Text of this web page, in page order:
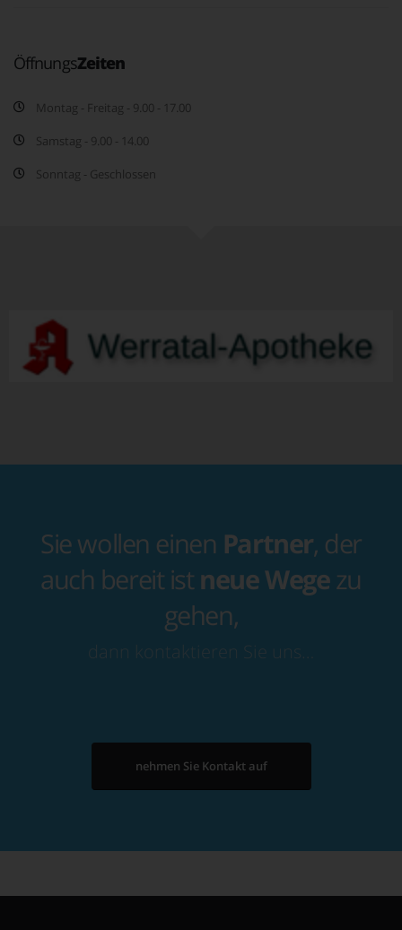
ÖffnungsZeiten
Montag - Freitag - 9.00 - 17.00
Samstag - 9.00 - 14.00
Sonntag - Geschlossen
Sie wollen einen Partner, der
auch bereit ist neue Wegezu
gehen,
dann kontaktieren Sie uns…
nehmen Sie Kontakt auf